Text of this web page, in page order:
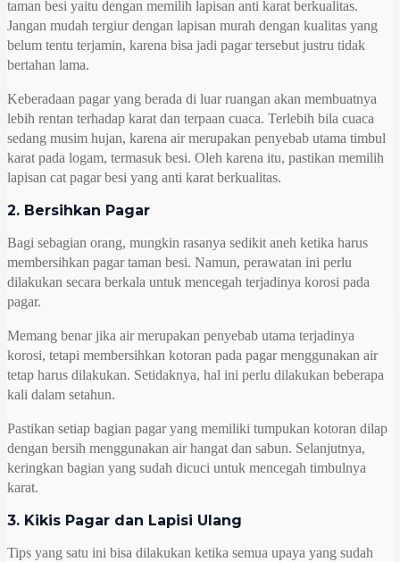
taman besi yaitu dengan memilih lapisan anti karat berkualitas.
Jangan mudah tergiur dengan lapisan murah dengan kualitas yang
belum tentu terjamin, karena bisa jadi pagar tersebut justru tidak
bertahan lama.
Keberadaan pagar yang berada di luar ruangan akan membuatnya
lebih rentan terhadap karat dan terpaan cuaca. Terlebih bila cuaca
sedang musim hujan, karena air merupakan penyebab utama timbul
karat pada logam, termasuk besi. Oleh karena itu, pastikan memilih
lapisan cat pagar besi yang anti karat berkualitas.
2. Bersihkan Pagar
Bagi sebagian orang, mungkin rasanya sedikit aneh ketika harus
membersihkan pagar taman besi. Namun, perawatan ini perlu
dilakukan secara berkala untuk mencegah terjadinya korosi pada
pagar.
Memang benar jika air merupakan penyebab utama terjadinya
korosi, tetapi membersihkan kotoran pada pagar menggunakan air
tetap harus dilakukan. Setidaknya, hal ini perlu dilakukan beberapa
kali dalam setahun.
Pastikan setiap bagian pagar yang memiliki tumpukan kotoran dilap
dengan bersih menggunakan air hangat dan sabun. Selanjutnya,
keringkan bagian yang sudah dicuci untuk mencegah timbulnya
karat.
3. Kikis Pagar dan Lapisi Ulang
Tips yang satu ini bisa dilakukan ketika semua upaya yang sudah